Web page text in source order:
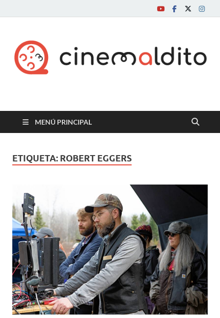
Cine maldito
MENÚ PRINCIPAL
ETIQUETA: ROBERT EGGERS